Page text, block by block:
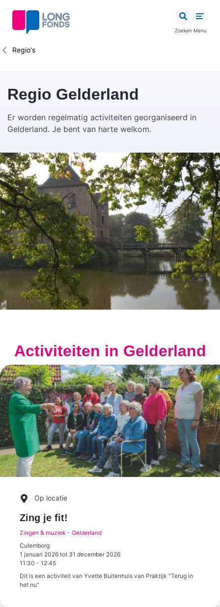
inhoud
Zoeken Menu
Kruimelpad
Regio's
Regio Gelderland
Er worden regelmatig activiteiten georganiseerd in
Gelderland. Je bent van harte welkom.
Activiteiten in Gelderland
Op locatie
Zing je fit!
Zingen & muziek - Gelderland
Culemborg
1 januari 2026 tot 31 december 2026
11:30 - 12:45
Dit is een activiteit van Yvette Buitenhuis van Praktijk "Terug in
het nu"